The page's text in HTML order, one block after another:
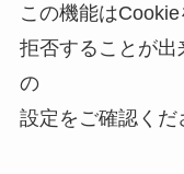
この機能は
拒否することが
の
設定をご確認くだ